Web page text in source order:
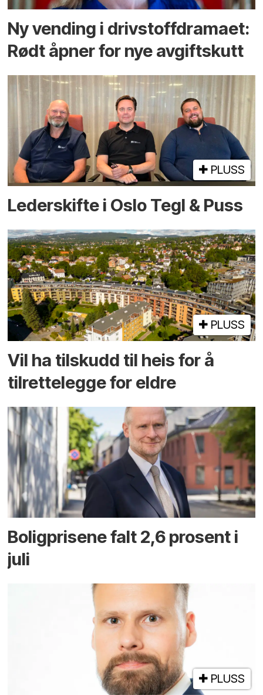
Ny vending i drivstoffdramaet:
Rødt åpner for nye avgiftskutt
PLUSS
Lederskifte i Oslo Tegl & Puss
PLUSS
Vil ha tilskudd til heis for å
tilrettelegge for eldre
Boligprisene falt 2,6 prosent i
juli
PLUSS